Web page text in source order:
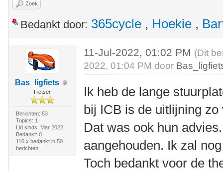
Zoek
Bedankt door: 365cycle , Hoekie ,
Bas_ligfiets
Fietser
Berichten: 53
Topics: 1
Lid sinds: Mar 2022
Bedankt: 0
110 x bedankt in 50
berichten
11-Jul-2022, 01:02 PM (Dit
2022, 01:04 PM door
Ik heb de lange
bij ICB is de uitlijning
Dat was ook hun
aangehouden. Ik zal
Toch bedankt voor de